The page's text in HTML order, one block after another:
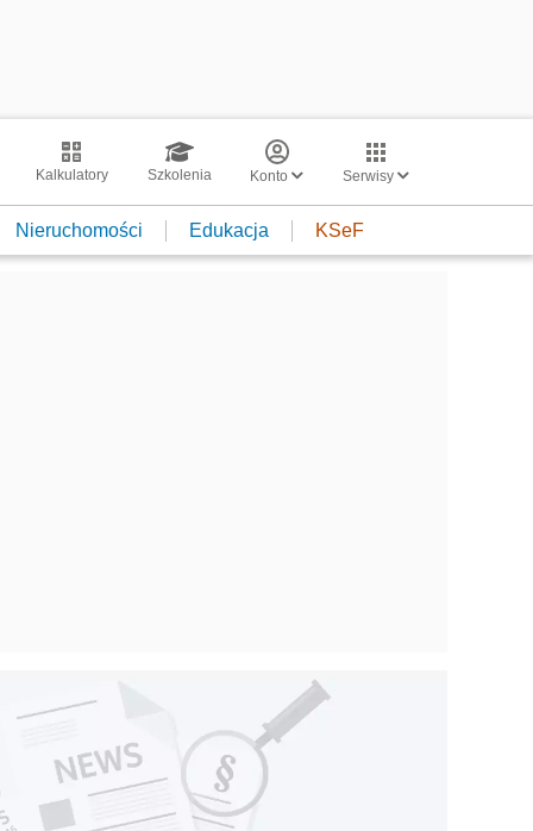
Kalkulatory Szkolenia Konto Serwisy
Nieruchomości Edukacja KSeF